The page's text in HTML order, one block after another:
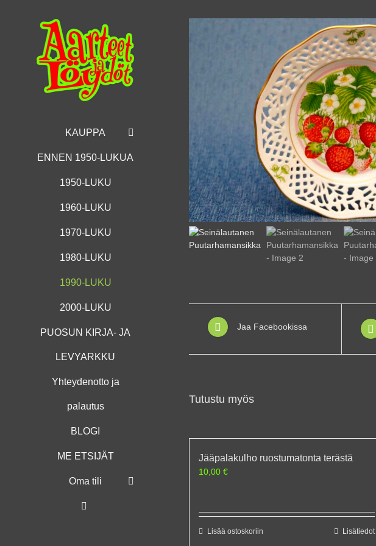
KAUPPA
ENNEN 1950-LUKUA
1950-LUKU
1960-LUKU
1970-LUKU
1980-LUKU
1990-LUKU
2000-LUKU
PUOSUN KIRJA- JA
LEVYARKKU
Yhteydenotto ja
palautus
BLOGI
ME ETSIJÄT
Oma tili
Jaa Facebookissa
Tutustu myös
Jääpalakulho ruostumatonta terästä
10,00 €
Lisää ostoskoriin Lisätiedot